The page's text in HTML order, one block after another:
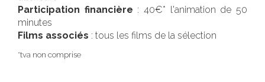
Participation financière : 40€* l'animation de 50
minutes
Films associés : tous les films de la sélection
*tva non comprise